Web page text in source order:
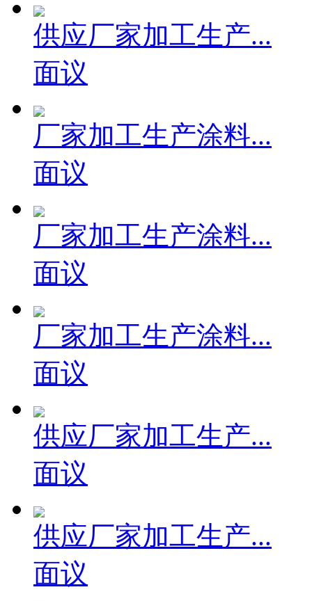
供应厂家加工生产...
面议
厂家加工生产涂料...
面议
厂家加工生产涂料...
面议
厂家加工生产涂料...
面议
供应厂家加工生产...
面议
供应厂家加工生产...
面议